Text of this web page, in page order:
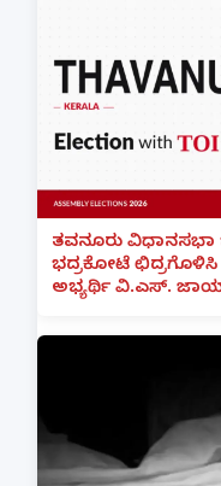
ತವನೂರು
ಭದ್ರಕೋಟೆ ಛಿದ್ರಗೊಳಿಸಿ
ಅಭ್ಯರ್ಥಿ ವಿ.ಎಸ್. ಜಾಯ್